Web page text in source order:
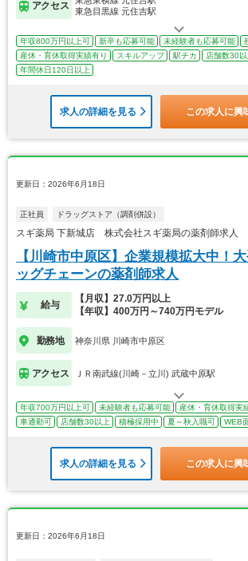
アクセス
東急目黒線 元住吉駅
年収800万円以上可 新卒も応募可能 未経験者も応募可能
産休・育休取得実績有り
スキルアップ 駅チカ 店舗数30以
年間休日120日以上
求人の詳細を見る この求人に興
更新日：2026年6月18日
正社員 ドラッグストア（調剤併設）
スギ薬局 下新城店 株式会社スギ薬局の薬剤師求人
【川崎市中原区】企業規模拡大中！
ッグチェーンの薬剤師求人
給与
【月収】27.0万円以上
【年収】400万円～740万円モデル
勤務地 神奈川県 川崎市中原区
アクセス ＪＲ南武線(川崎－立川) 武蔵中原駅
年収700万円以上可 未経験者も応募可能 産休・育休取得実
車通勤可
店舗数30以上 積極採用中 夏～秋入職可 WEB
求人の詳細を見る この求人に興
更新日：2026年6月18日